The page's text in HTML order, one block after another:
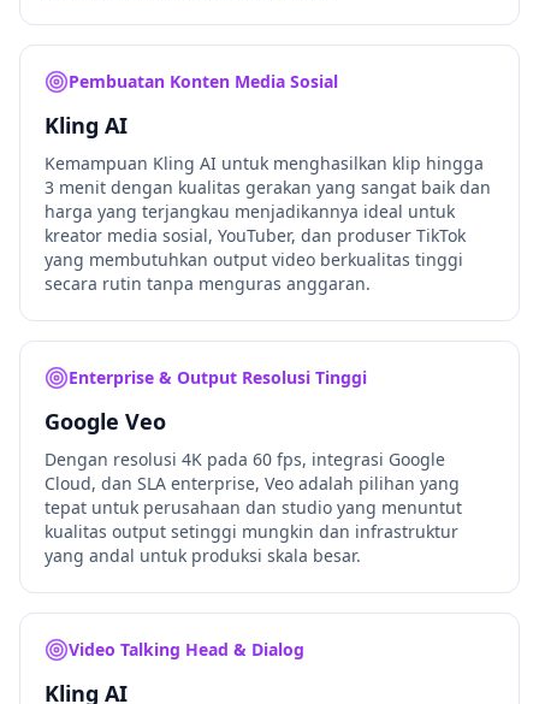
Pembuatan Konten Media Sosial
Kling AI
Kemampuan Kling AI untuk menghasilkan klip hingga
3 menit dengan kualitas gerakan yang sangat baik dan
harga yang terjangkau menjadikannya ideal untuk
kreator media sosial, YouTuber, dan produser TikTok
yang membutuhkan output video berkualitas tinggi
secara rutin tanpa menguras anggaran.
Enterprise & Output Resolusi Tinggi
Google Veo
Dengan resolusi 4K pada 60 fps, integrasi Google
Cloud, dan SLA enterprise, Veo adalah pilihan yang
tepat untuk perusahaan dan studio yang menuntut
kualitas output setinggi mungkin dan infrastruktur
yang andal untuk produksi skala besar.
Video Talking Head & Dialog
Kling AI